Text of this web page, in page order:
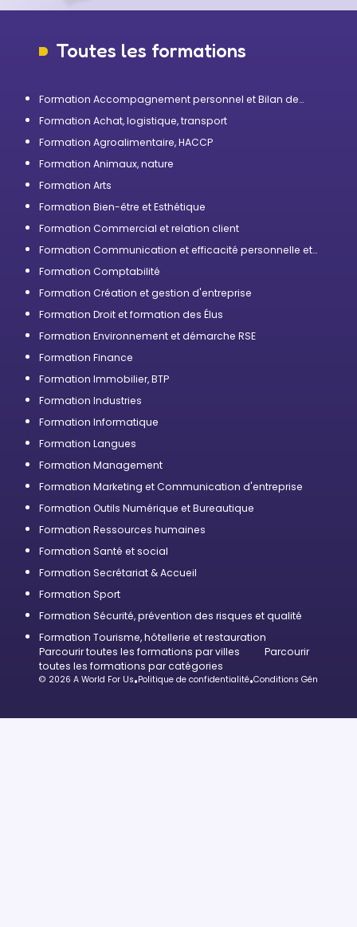
Toutes les formations
Formation Accompagnement personnel et Bilan de
Formation Achat, logistique, transport
Formation Agroalimentaire, HACCP
Formation Animaux, nature
Formation Arts
Formation Bien-être et Esthétique
Formation Commercial et relation client
Formation Communication et efficacité personnelle et
Formation Comptabilité
Formation Création et gestion d'entreprise
Formation Droit et formation des Élus
Formation Environnement et démarche RSE
Formation Finance
Formation Immobilier, BTP
Formation Industries
Formation Informatique
Formation Langues
Formation Management
Formation Marketing et Communication d'entreprise
Formation Outils Numérique et Bureautique
Formation Ressources humaines
Formation Santé et social
Formation Secrétariat & Accueil
Formation Sport
Formation Sécurité, prévention des risques et qualité
Formation Tourisme, hôtellerie et restauration
Parcourir toutes les formations par villes
Parcourir
toutes les formations par catégories
© 2026 A World For Us•Politique de confidentialité•Conditions Générales